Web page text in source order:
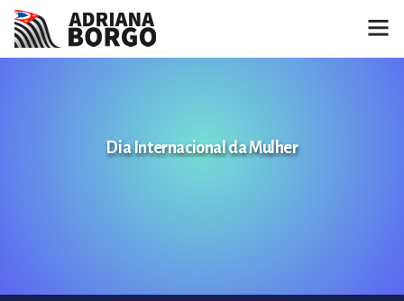
Dia Internacional da Mulher